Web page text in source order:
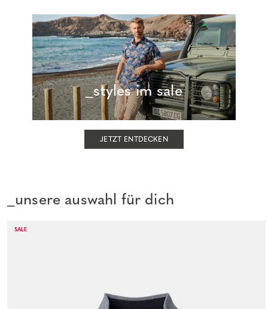
_styles im sale
JETZT ENTDECKEN
_unsere auswahl für dich
SALE